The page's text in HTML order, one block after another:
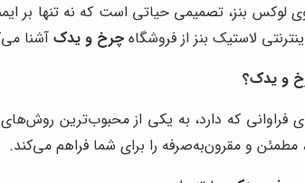
بنز، تصمیمی حیاتی است که نه تنها بر
لاستیک بنز از فروشگاه چرخ و یدکآشنا
و یدک؟
فراوانی که دارد، به یکی از محبوب‌ترین
و مقرون‌به‌صرفه را برای شما فراهم می‌کند.